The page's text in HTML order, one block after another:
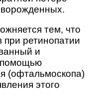
тем, что
при ретинопатии
и
помощью
(офтальмоскопа)
этого